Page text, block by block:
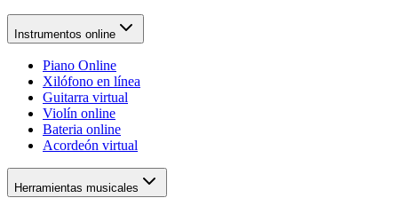
Instrumentos online
Piano Online
Xilófono en línea
Guitarra virtual
Violín online
Bateria online
Acordeón virtual
Herramientas musicales